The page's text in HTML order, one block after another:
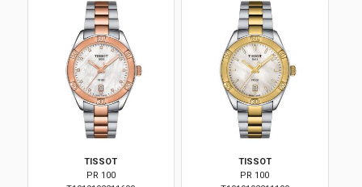
Diamond
POKLON VAUČER
TISSOT
PR 100
TISSOT
PR 100